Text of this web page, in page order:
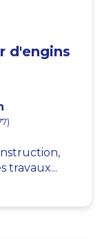
d'engins
travaux...